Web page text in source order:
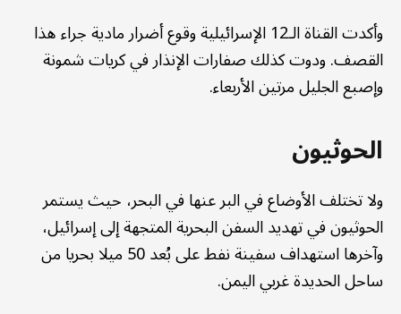
وأكدت القناة الـ12 الإسرائيلية وقوع أضرار مادية جراء هذا
القصف. ودوت كذلك صفارات الإنذار في كريات شمونة
وإصبع الجليل مرتين الأربعاء.
الحوثيون
ولا تختلف الأوضاع في البر عنها في البحر، حيث يستمر
الحوثيون في تهديد السفن البحرية المتجهة إلى إسرائيل،
وآخرها استهداف سفينة نفط على بُعد 50 ميلا بحريا من
ساحل الحديدة غربي اليمن.